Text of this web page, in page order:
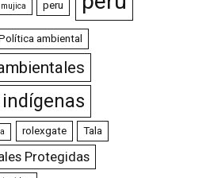
peru
ambiental
rolexgate Tala
Protegidas